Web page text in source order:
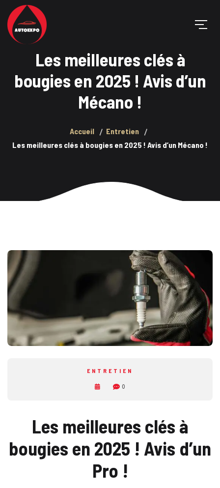
Les meilleures clés à
bougies en 2025 ! Avis d’un
Mécano !
Accueil
Entretien
Les meilleures clés à bougies en 2025 ! Avis d’un Mécano !
ENTRETIEN
0
Les meilleures clés à
bougies en 2025 ! Avis d’un
Pro !